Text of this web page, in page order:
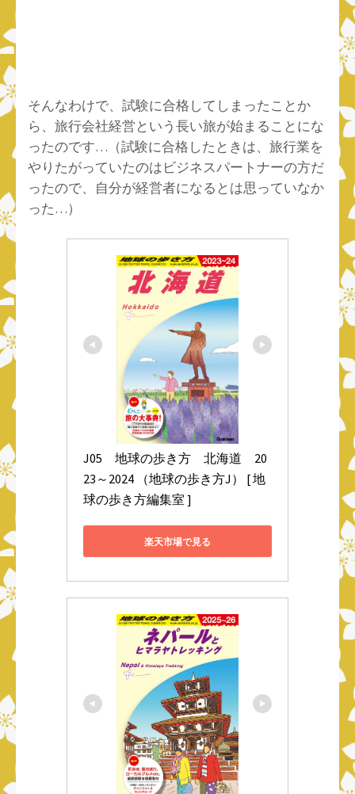
そんなわけで、試験に合格してしまったことか
ら、旅行会社経営という長い旅が始まることにな
ったのです…（試験に合格したときは、旅行業を
やりたがっていたのはビジネスパートナーの方だ
ったので、自分が経営者になるとは思っていなか
った…）
J05　地球の歩き方　北海道　20
23～2024 （地球の歩き方J） [ 地
球の歩き方編集室 ]
楽天市場で見る